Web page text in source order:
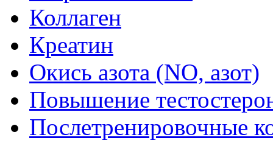
Коллаген
Креатин
Окись азота (NO, азот)
Повышение
Послетренировочные